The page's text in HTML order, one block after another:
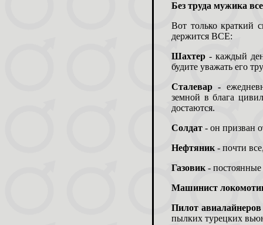
Без труда мужика
Вот только краткий
держится ВСЕ:
Шахтер - каждый
будите уважать его
Сталевар -
земной в блага
достаются.
Солдат- он призван
Нефтяник - почти
Газовик -
Машинист
Пилот
пылких турецких